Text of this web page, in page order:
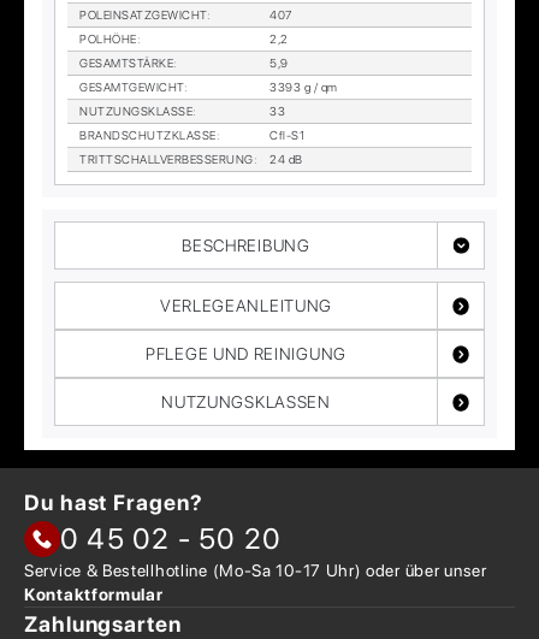
POL­EIN­SATZ­GE­WICHT:
407
POL­HÖ­HE:
2,2
GE­SAMT­STÄR­KE:
5,9
GE­SAMT­GE­WICHT:
3393 g / qm
NUT­ZUNGS­KLAS­SE:
33
BRAND­SCHUTZ­KLAS­SE:
Cfl-S1
TRITT­SCHALL­VER­BES­SE­RUNG: 24 dB
BESCHREIBUNG
VERLEGEANLEITUNG
PFLEGE UND REINIGUNG
NUTZUNGSKLASSEN
Du hast Fragen?
0 45 02 - 50 20
Service & Bestellhotline (Mo-Sa 10-17 Uhr) oder überunser
Kontaktformular
Zahlungsarten